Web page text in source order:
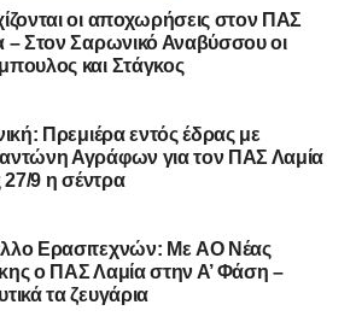
Βασίλη στην οικογένεια του
υγεία και πολλές
Χρυσόστομο Στάγκο
ανακοινώνει την
Χρυσόστομου Στάγκου.
(γεννημένος στις
οι αποχωρήσεις στον ΠΑΣ
– Στον Σαρωνικό Αναβύσσου οι
και Στάγκος
Πρεμιέρα εντός έδρας με
Αγράφων για τον ΠΑΣ Λαμία
27/9 η σέντρα
Ερασιτεχνών: Με AO Nέας
ο ΠΑΣ Λαμία στην Α’ Φάση –
τα ζευγάρια